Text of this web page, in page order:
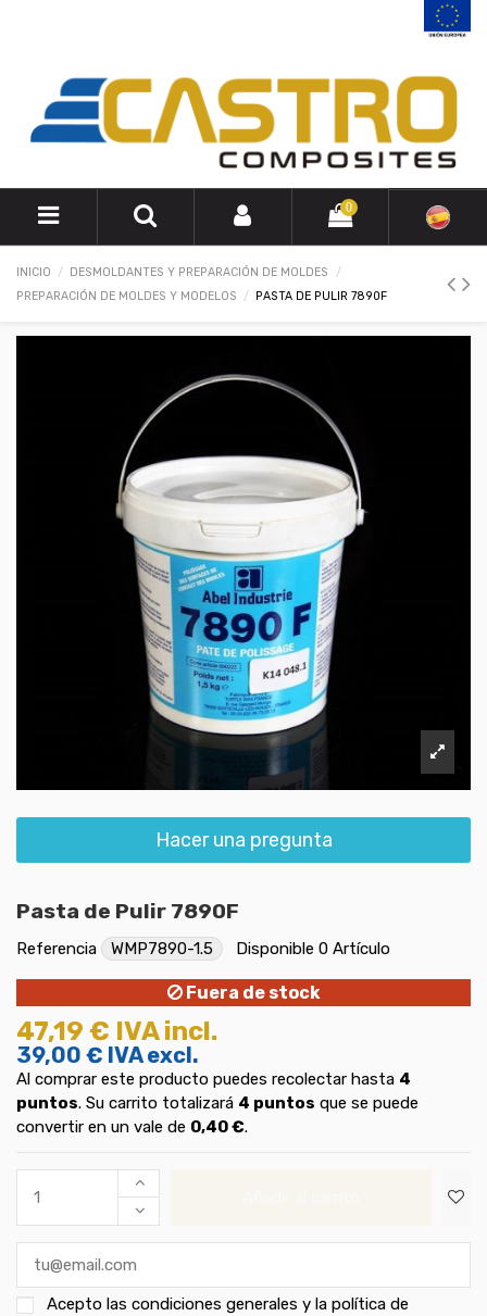
0
INICIO
DESMOLDANTES Y PREPARACIÓN DE MOLDES
PREPARACIÓN DE MOLDES Y MODELOS
PASTA DE PULIR 7890F
Hacer una pregunta
Pasta de Pulir 7890F
Referencia WMP7890-1.5 Disponible 0 Artículo
Fuera de stock
47,19 € IVA incl.
39,00 € IVA excl.
Al comprar este producto puedes recolectar hasta 4
puntos. Su carrito totalizará 4 puntos que se puede
convertir en un vale de 0,40 €.
Acepto las condiciones generales y la política de